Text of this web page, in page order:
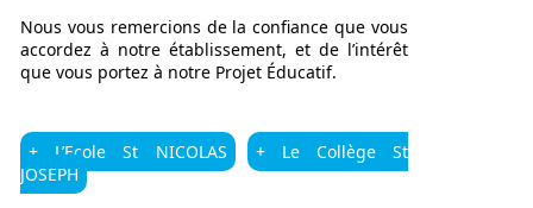
Nous vous remercions de la confiance que vous
accordez à notre établissement, et de l’intérêt
que vous portez à notre Projet Éducatif.
+ L’Ecole St NICOLAS
+ Le Collège St
JOSEPH